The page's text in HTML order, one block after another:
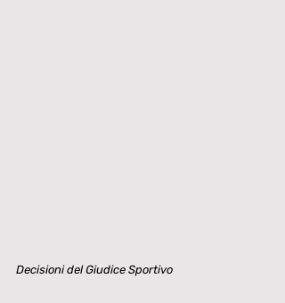
Decisioni del Giudice Sportivo